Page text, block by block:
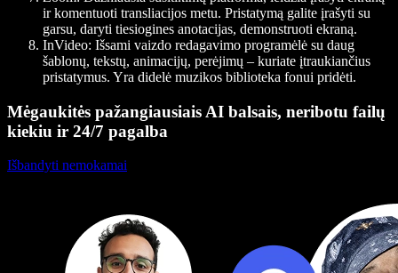
ir komentuoti transliacijos metu. Pristatymą galite įrašyti su
garsu, daryti tiesiogines anotacijas, demonstruoti ekraną.
InVideo: Išsami vaizdo redagavimo programėlė su daug
šablonų, tekstų, animacijų, perėjimų – kuriate įtraukiančius
pristatymus. Yra didelė muzikos biblioteka fonui pridėti.
Mėgaukitės pažangiausiais AI balsais, neribotu failų
kiekiu ir 24/7 pagalba
Išbandyti nemokamai